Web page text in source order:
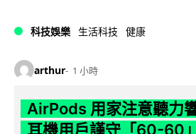
科技娛樂 生活科技 健康
arthur 1 小時
AirPods 用家注意聽力
耳機用戶謹守「60-60